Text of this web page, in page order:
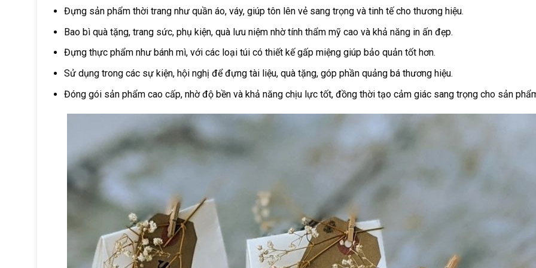
Đựng sản phẩm thời trang như quần áo, váy, giúp tôn lên vẻ sang trọng và tinh tế cho thương hiệu.
Bao bì quà tặng, trang sức, phụ kiện, quà lưu niệm nhờ tính thẩm mỹ cao và khả năng in ấn đẹp.
Đựng thực phẩm như bánh mì, với các loại túi có thiết kế gấp miệng giúp bảo quản tốt hơn.
Sử dụng trong các sự kiện, hội nghị để đựng tài liệu, quà tặng, góp phần quảng bá thương hiệu.
Đóng gói sản phẩm cao cấp, nhờ độ bền và khả năng chịu lực tốt, đồng thời tạo cảm giác sang trọng cho sản